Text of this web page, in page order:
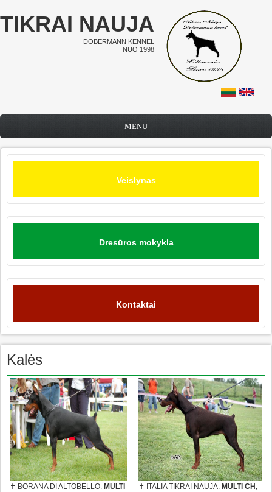
Pereiti į pagrindinį turinį
TIKRAI NAUJA
DOBERMANN KENNEL
NUO 1998
MENU
Veislynas
Dresūros mokykla
Kontaktai
Kalės
✝ BORANA DI ALTOBELLO: MULTI
✝ ITALIA TIKRAI NAUJA: MULTI CH,